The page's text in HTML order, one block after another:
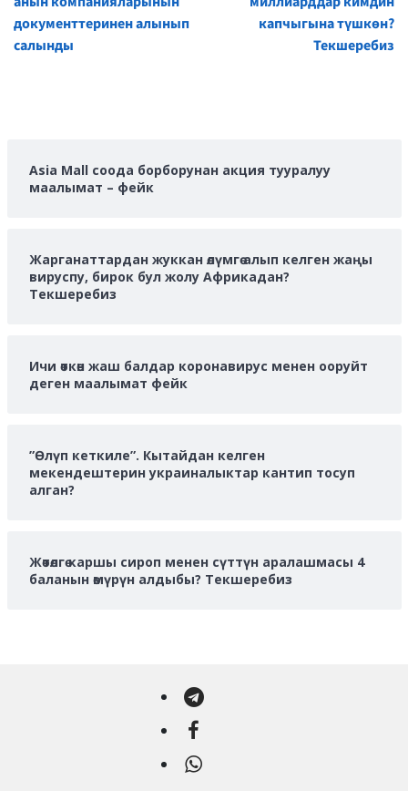
документтеринен алынып
салынды
капчыгына түшкөн?
Текшеребиз
Asia Mall соода борборунан акция тууралуу
маалымат – фейк
Жарганаттардан жуккан өлүмгө алып келген жаңы
вируспу, бирок бул жолу Африкадан?
Текшеребиз
Ичи өткөн жаш балдар коронавирус менен ооруйт
деген маалымат фейк
”Өлүп кеткиле”. Кытайдан келген
мекендештерин украиналыктар кантип тосуп
алган?
Жөтөлгө каршы сироп менен сүттүн аралашмасы 4
баланын өмүрүн алдыбы? Текшеребиз
Telegram
Facebook
WhatsApp